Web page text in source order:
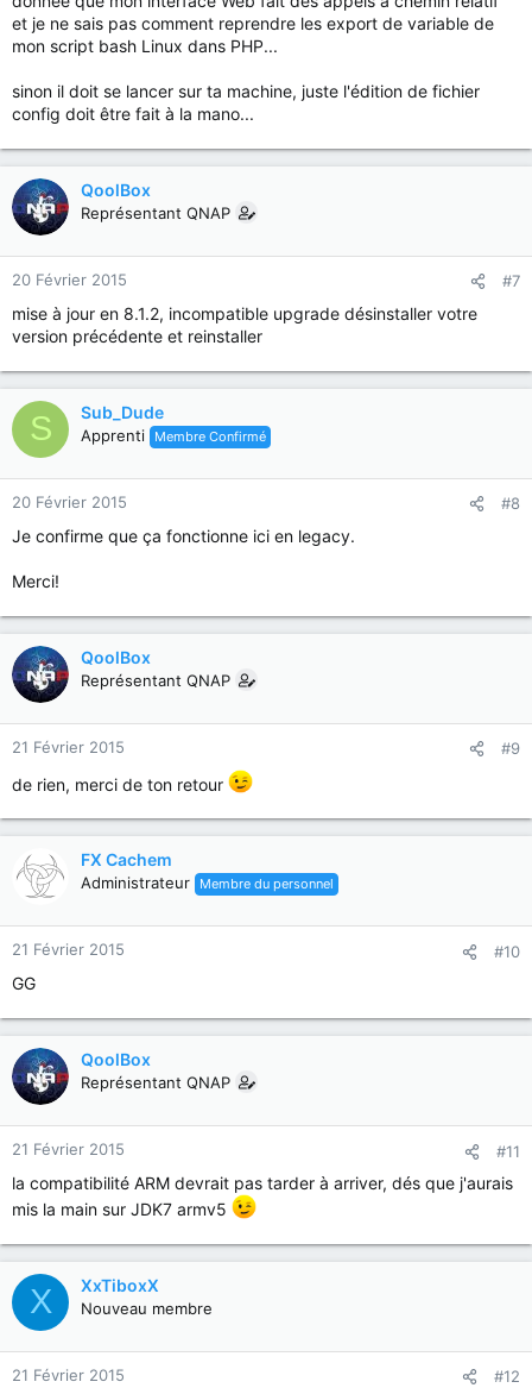
et je ne sais pas comment reprendre les export de variable de
mon script bash Linux dans PHP...
sinon il doit se lancer sur ta machine, juste l'édition de fichier
config doit être fait à la mano...
QoolBox
Représentant QNAP
20 Février 2015 #7
mise à jour en 8.1.2, incompatible upgrade désinstaller votre
version précédente et reinstaller
S Sub_Dude
Apprenti Membre Confirmé
20 Février 2015 #8
Je confirme que ça fonctionne ici en legacy.
Merci!
QoolBox
Représentant QNAP
21 Février 2015 #9
de rien, merci de ton retour
FX Cachem
Administrateur Membre du personnel
21 Février 2015 #10
GG
QoolBox
Représentant QNAP
21 Février 2015 #11
la compatibilité ARM devrait pas tarder à arriver, dés que j'aurais
mis la main sur JDK7 armv5
X XxTiboxX
Nouveau membre
21 Février 2015 #12